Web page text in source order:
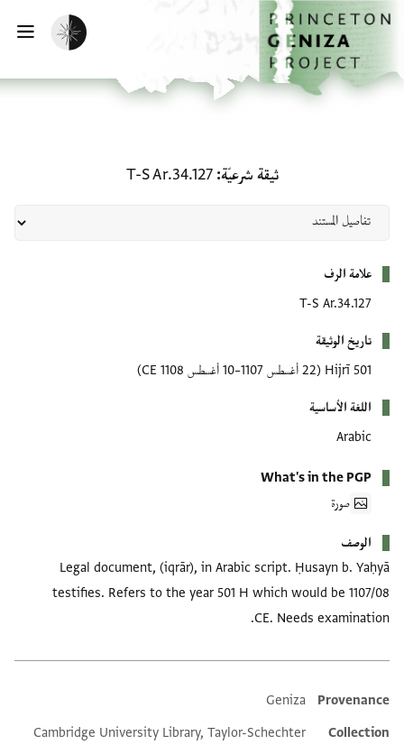
إلى المحتوى الرئيسي
الرئيسية
تفعيل الوضع المظلم
ثيقة شرعيّة T-S Ar.34.127
علامة الرف
T-S Ar.34.127
تاريخ الوثيقة
501 Hijrī
(22 أغسطس 1107–10 أغسطس 1108 CE)
اللغة الأساسية
Arabic
What's in the PGP
صورة
الوصف
Legal document, (iqrār), in Arabic script. Ḥusayn b. Yaḥyā
testifies. Refers to the year 501 H which would be 1107/08
CE. Needs examination.
Additional metadata
Provenance
Geniza
Collection
Cambridge University Library, Taylor-Schechter